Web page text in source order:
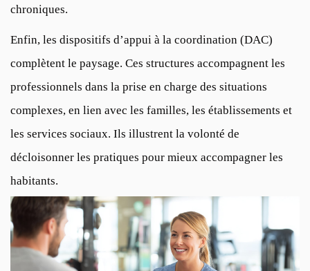
chroniques.
Enfin, les dispositifs d’appui à la coordination (DAC)
complètent le paysage. Ces structures accompagnent les
professionnels dans la prise en charge des situations
complexes, en lien avec les familles, les établissements et
les services sociaux. Ils illustrent la volonté de
décloisonner les pratiques pour mieux accompagner les
habitants.